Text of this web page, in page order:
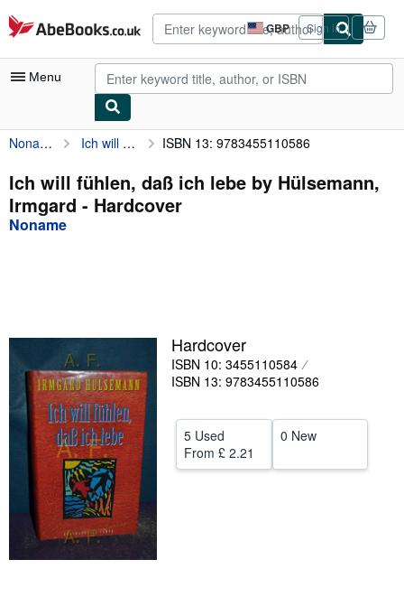
Skip to main content
AbeBooks.co.uk GBP
Site
shopping
preferences
Sign in
Menu
My Account
My Purchases
Advanced Search
Textbooks
Sellers
Start Selling
CLOSE
Noname Ich will fühlen, daß ich lebe by Hülsemann, Irmgard ISBN 13: 9783455110586
Ich will fühlen, daß ich lebe by Hülsemann,
Irmgard - Hardcover
Noname
Hardcover
ISBN 10: 3455110584
ISBN 13: 9783455110586
5 Used
From £ 2.21
0 New